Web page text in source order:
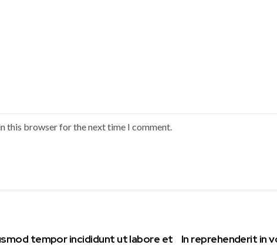
this browser for the next time I comment.
tempor incididunt ut labore et
In reprehenderit in